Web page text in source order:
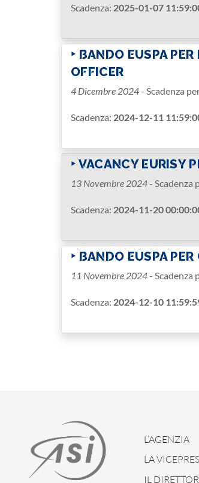
Scadenza: 2025-01-07
‣ BANDO EUSPA
OFFICER
4 Dicembre 2024- Scadenza
Scadenza: 2024-12-11
‣ VACANCY EURISY
13 Novembre 2024- Scadenza
Scadenza: 2024-11-20
‣ BANDO EUSPA
11 Novembre 2024- Scadenza
Scadenza: 2024-12-10
L’AGENZIA
LA
IL